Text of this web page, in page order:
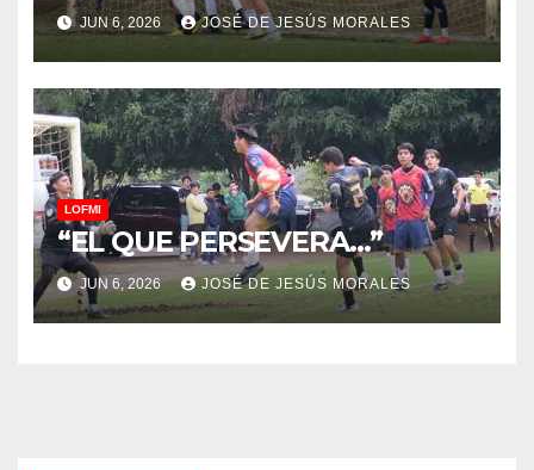
JUN 6, 2026 JOSÉ DE JESÚS MORALES
LOFMI
“EL QUE PERSEVERA…”
JUN 6, 2026 JOSÉ DE JESÚS MORALES